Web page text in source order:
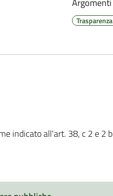
Argomenti
indicato all'art. 38, c 2 e 2